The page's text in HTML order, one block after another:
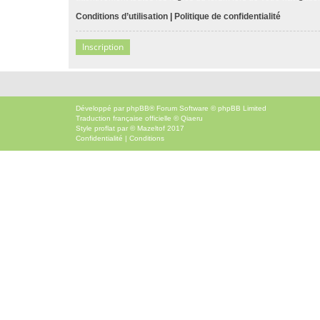
Conditions d’utilisation | Politique de confidentialité
Inscription
Développé par phpBB® Forum Software © phpBB Limited
Traduction française officielle ©Qiaeru
Style proflat par © Mazeltof 2017
Confidentialité | Conditions